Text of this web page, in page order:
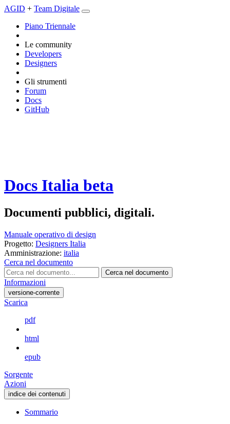
AGID + Team Digitale
Piano Triennale
Le community
Developers
Designers
Gli strumenti
Forum
Docs
GitHub
Docs Italia beta
Documenti pubblici, digitali.
Manuale operativo di design
Progetto: Designers Italia
Amministrazione: italia
Cerca nel documento
Cerca nel documento
Informazioni
versione-corrente
Scarica
pdf
html
epub
Sorgente
Azioni
indice dei contenuti
Sommario